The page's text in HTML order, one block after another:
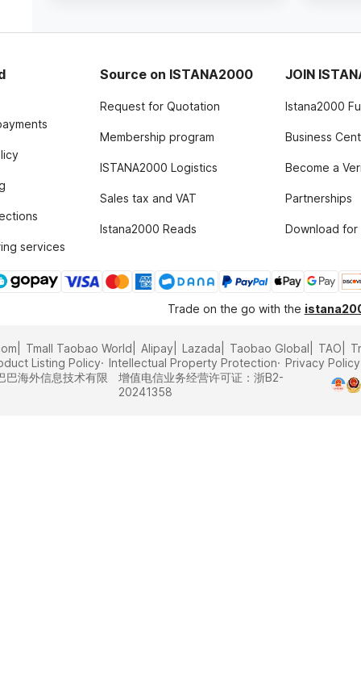
services
Source on ISTANA2000
Request for Quotation
Membership program
ISTANA2000 Logistics
Sales tax and VAT
Istana2000 Reads
JOIN
Istana2000
Business
Become a
Partnerships
Download for
Trade on the go with the
Tmall Taobao World Alipay Lazada Taobao Global TAO
Listing Policy
Intellectual Property Protection
Privacy Policy
海外信息技术有限
增值电信业务经营许可证：浙B2-
20241358